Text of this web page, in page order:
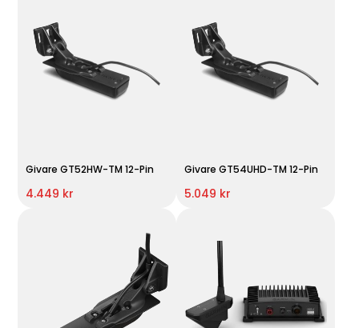
Givare GT52HW-TM 12-Pin
4.449 kr
Givare GT54UHD-TM 12-Pin
5.049 kr